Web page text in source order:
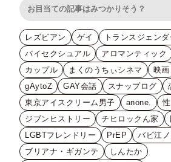
レズビアン ゲイ
トランスジェンダ
バイセクシュアル
アロマンティック
カップル
まくのうちぃシネマ 映画
gAytoZ
GAY会話 スナップログ
東京アイスクリーム男子
anone.
ジブンヒストリー
チヒロックん家
LGBTフレンドリー
PrEP
バビ江
ブリアナ・ギガンテ
しんたか